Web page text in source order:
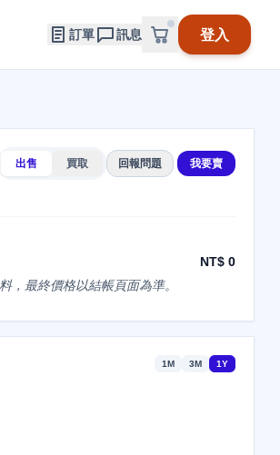
訂單 訊息 登入
出售 買取 回報問題 我要賣
NT$ 0
，最終價格以結帳頁面為準。
1M 3M 1Y